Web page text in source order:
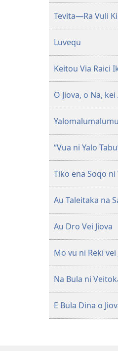
Tevita—Ra Vuli
Luvequ
Keitou Via Raici
O Jiova, o Na, kei
“Vua ni Yalo
Tiko ena Soqo ni
Au Taleitaka na
Au Dro Vei Jiova
Mo vu ni Reki vei
Na Bula ni
E Bula Dina o